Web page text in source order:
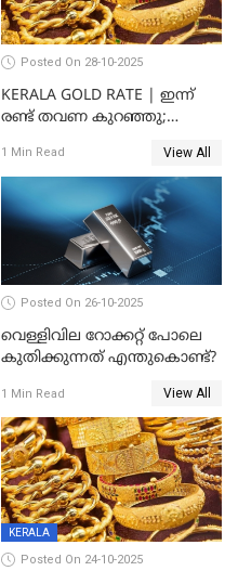
Posted On 28-10-2025
KERALA GOLD RATE | ഇന്ന്
രണ്ട് തവണ കുറഞ്ഞു;
1800 രൂപ
1 Min Read View All
Posted On 26-10-2025
വെള്ളിവില റോക്കറ്റ് പോലെ
കുതിക്കുന്നത് എന്തുകൊണ്ട്?
1 Min Read View All
KERALA
Posted On 24-10-2025